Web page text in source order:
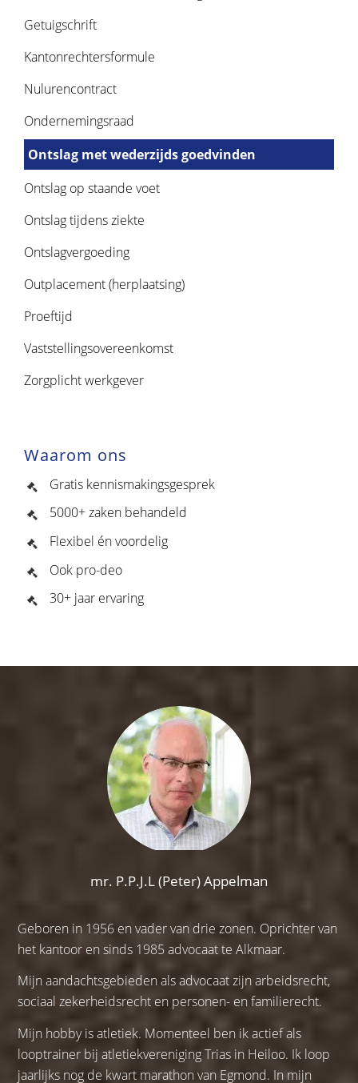
Getuigschrift
Kantonrechtersformule
Nulurencontract
Ondernemingsraad
Ontslag met wederzijds goedvinden
Ontslag op staande voet
Ontslag tijdens ziekte
Ontslagvergoeding
Outplacement (herplaatsing)
Proeftijd
Vaststellingsovereenkomst
Zorgplicht werkgever
Waarom ons
Gratis kennismakingsgesprek
5000+ zaken behandeld
Flexibel én voordelig
Ook pro-deo
30+ jaar ervaring
mr. P.P.J.L (Peter) Appelman
Geboren in 1956 en vader van drie zonen. Oprichter van
het kantoor en sinds 1985 advocaat te Alkmaar.
Mijn aandachtsgebieden als advocaat zijn arbeidsrecht,
sociaal zekerheidsrecht en personen- en familierecht.
Mijn hobby is atletiek. Momenteel ben ik actief als
looptrainer bij atletiekvereniging Trias in Heiloo. Ik loop
jaarlijks nog de kwart marathon van Egmond. In mijn